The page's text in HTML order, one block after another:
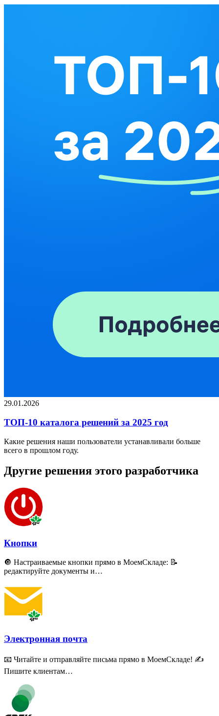
29.01.2026
ТОП-10 каталога решений за 2025 год
Какие решения наши пользователи устанавливали больше
всего в прошлом году.
Другие решения этого разработчика
Кнопки
🔘 Настраиваемые кнопки прямо в МоемСкладе: 📝
редактируйте документы и…
Электронная почта
📧 Читайте и отправляйте письма прямо в МоемСкладе! ✍️
Пишите клиентам…